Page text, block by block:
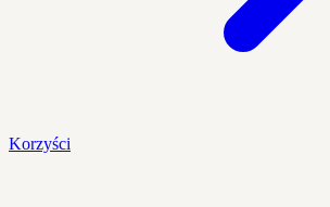
Korzyści